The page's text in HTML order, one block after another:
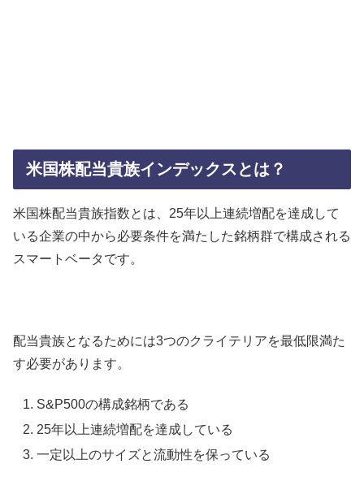
米国株配当貴族インデックスとは？
米国株配当貴族指数とは、25年以上連続増配を達成して
いる企業の中から必要条件を満たした銘柄群で構成される
スマートベータです。
配当貴族となるためには3つのクライテリアを最低限満た
す必要があります。
S&P500の構成銘柄である
25年以上連続増配を達成している
一定以上のサイズと流動性を保っている